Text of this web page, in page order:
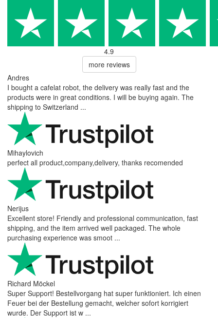
4.9
more reviews
Andres
I bought a cafelat robot, the delivery was really fast and the
products were in great conditions. I will be buying again. The
shipping to Switzerland ...
Mihaylovich
perfect all product,company,delivery, thanks recomended
Nerijus
Excellent store! Friendly and professional communication, fast
shipping, and the item arrived well packaged. The whole
purchasing experience was smoot ...
Richard Möckel
Super Support! Bestellvorgang hat super funktioniert. Ich einen
Feuer bei der Bestellung gemacht, welcher sofort korrigiert
wurde. Der Support ist w ...